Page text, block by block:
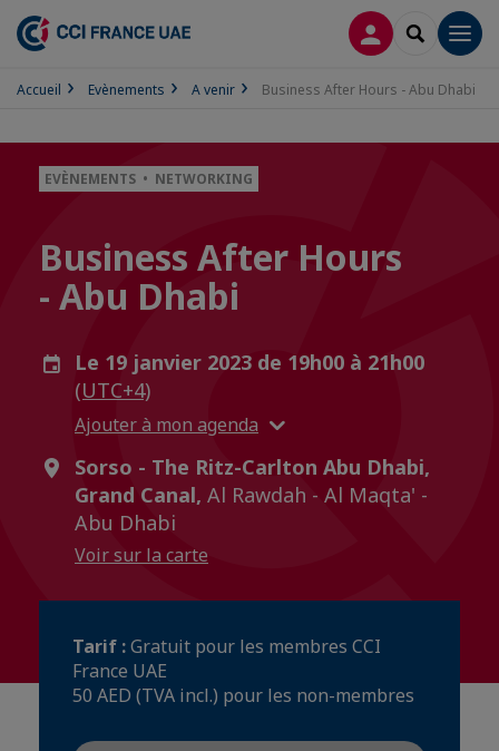
CONNEXION
Accueil Evènements A venir Business After Hours - Abu Dhabi
EVÈNEMENTS • NETWORKING
Business After Hours
- Abu Dhabi
Le 19 janvier 2023 de 19h00 à 21h00
(UTC+4)
Ajouter à mon agenda
Sorso - The Ritz-Carlton Abu Dhabi,
Grand Canal, Al Rawdah - Al Maqta' -
Abu Dhabi
Voir sur la carte
Tarif :Gratuit pour les membres CCI
France UAE
50 AED (TVA incl.) pour les non-membres